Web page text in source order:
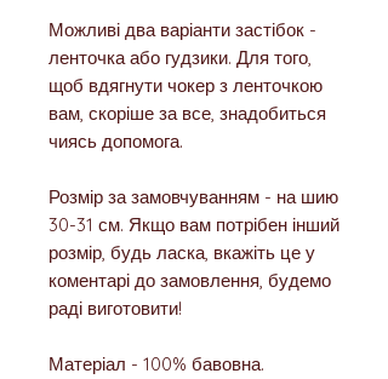
Можливі два варіанти застібок -
ленточка або гудзики. Для того,
щоб вдягнути чокер з ленточкою
вам, скоріше за все, знадобиться
чиясь допомога.
Розмір за замовчуванням - на шию
30-31 см. Якщо вам потрібен інший
розмір, будь ласка, вкажіть це у
коментарі до замовлення, будемо
раді виготовити!
Матеріал - 100% бавовна.